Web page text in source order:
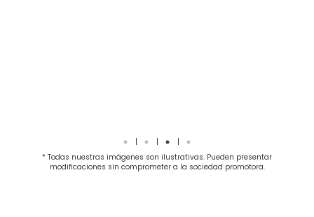
* Todas nuestras imágenes son ilustrativas. Pueden presentar
modificaciones sin comprometer a la sociedad promotora.